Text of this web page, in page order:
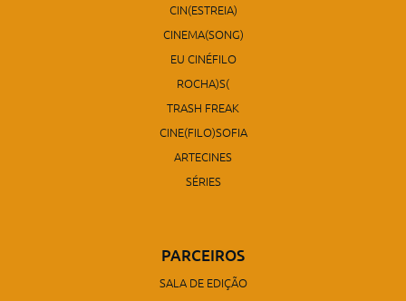
CIN(ESTREIA)
CINEMA(SONG)
EU CINÉFILO
ROCHA)S(
TRASH FREAK
CINE(FILO)SOFIA
ARTECINES
SÉRIES
PARCEIROS
SALA DE EDIÇÃO